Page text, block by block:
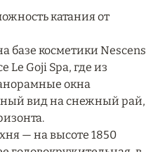
RESORT
ПО ЛУЧШИМ
катания от
базе косметики Nescens
Le Goji Spa, где из
окна
вид на снежный рай,
— на высоте 1850